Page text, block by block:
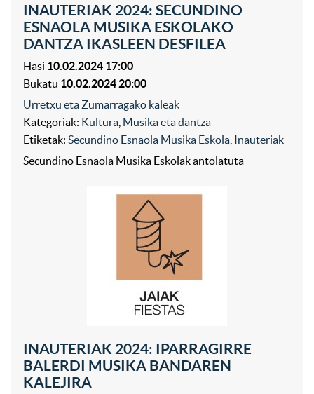
INAUTERIAK 2024: SECUNDINO
ESNAOLA MUSIKA ESKOLAKO
DANTZA IKASLEEN DESFILEA
Hasi 10.02.2024 17:00
Bukatu 10.02.2024 20:00
Urretxu eta Zumarragako kaleak
Kategoriak: Kultura Musika eta dantza
Etiketak: Secundino Esnaola Musika Eskola Inauteriak
Secundino Esnaola Musika Eskolak antolatuta
INAUTERIAK 2024: IPARRAGIRRE
BALERDI MUSIKA BANDAREN
KALEJIRA